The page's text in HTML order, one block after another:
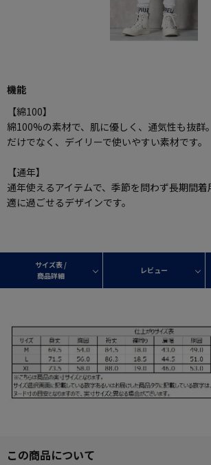
機能
【綿100】
綿100%の素材で、肌に優しく、通気性も抜群
だけでなく、デイリーで使いやすい素材です。
【通年】
通年使えるアイテムで、季節を問わず長期間
適に過ごせるデザインです。
サイズ表 /
商品詳細
レビュー
この商品について